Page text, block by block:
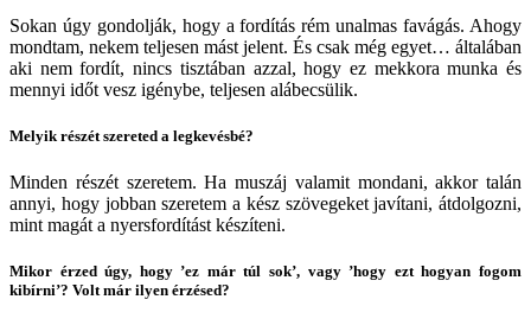
Sokan úgy gondolják, hogy a fordítás rém unalmas favágás. Ahogy
mondtam, nekem teljesen mást jelent. És csak még egyet… általában
aki nem fordít, nincs tisztában azzal, hogy ez mekkora munka és
mennyi időt vesz igénybe, teljesen alábecsülik.
Melyik részét szereted a legkevésbé?
Minden részét szeretem. Ha muszáj valamit mondani, akkor talán
annyi, hogy jobban szeretem a kész szövegeket javítani, átdolgozni,
mint magát a nyersfordítást készíteni.
Mikor érzed úgy, hogy ’ez már túl sok’, vagy ’hogy ezt hogyan fogom
kibírni’? Volt már ilyen érzésed?